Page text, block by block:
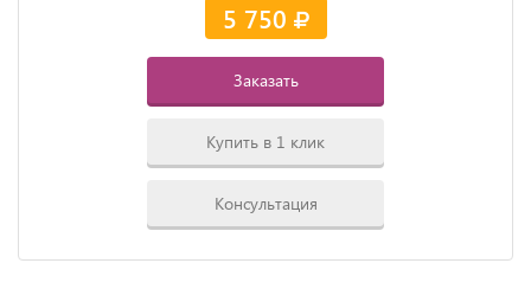
5 750
Заказать
Купить в 1 клик
Консультация